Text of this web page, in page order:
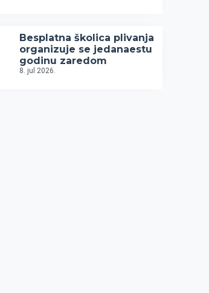
Besplatna školica plivanja
organizuje se jedanaestu
godinu zaredom
8. jul 2026.